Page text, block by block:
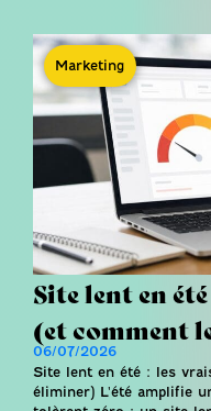
Marketing
Site lent en
(et comment
06/07/2026
Site lent en été : les
éliminer) L'été amplifie